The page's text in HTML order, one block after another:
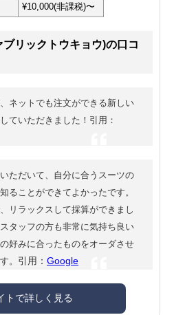
¥10,000(非課税)〜
リックトウキョウ)の口コ
ネットでも注文ができる新しい
ていただきました！引用：
ただいて、自分に合うスーツの
ることができてよかったです。
リラックスして採算ができまし
タッフの方も非常に気持ち良い
好みに合ったものをオーダさせ
。 引用： Google
トで詳しく見る